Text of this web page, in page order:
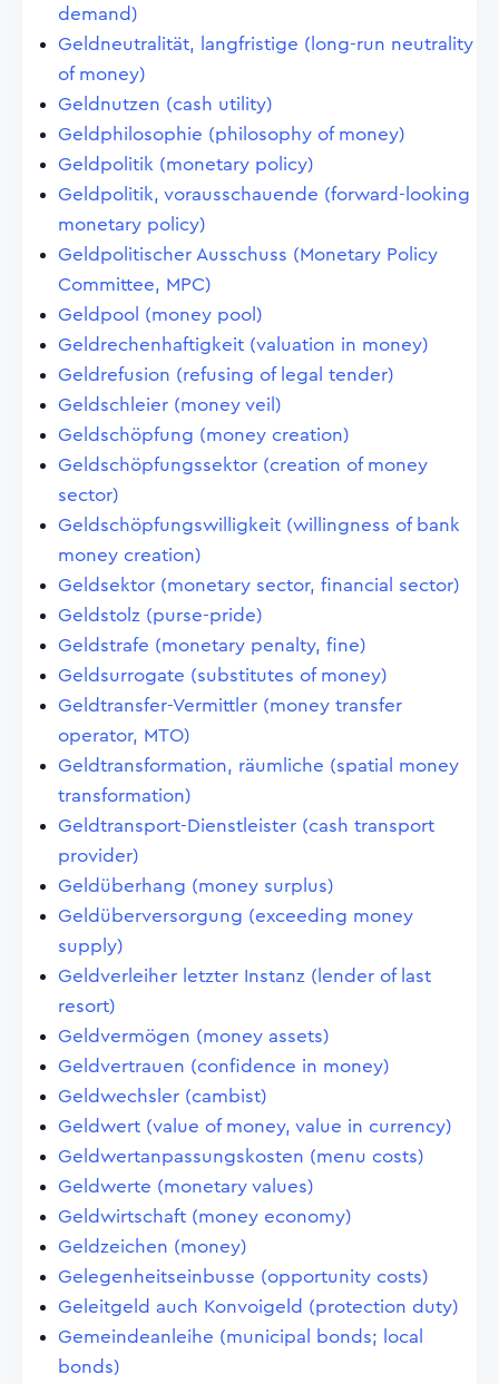
demand)
Geldneutralität, langfristige (long-run neutrality
of money)
Geldnutzen (cash utility)
Geldphilosophie (philosophy of money)
Geldpolitik (monetary policy)
Geldpolitik, vorausschauende (forward-looking
monetary policy)
Geldpolitischer Ausschuss (Monetary Policy
Committee, MPC)
Geldpool (money pool)
Geldrechenhaftigkeit (valuation in money)
Geldrefusion (refusing of legal tender)
Geldschleier (money veil)
Geldschöpfung (money creation)
Geldschöpfungssektor (creation of money
sector)
Geldschöpfungswilligkeit (willingness of bank
money creation)
Geldsektor (monetary sector, financial sector)
Geldstolz (purse-pride)
Geldstrafe (monetary penalty, fine)
Geldsurrogate (substitutes of money)
Geldtransfer-Vermittler (money transfer
operator, MTO)
Geldtransformation, räumliche (spatial money
transformation)
Geldtransport-Dienstleister (cash transport
provider)
Geldüberhang (money surplus)
Geldüberversorgung (exceeding money
supply)
Geldverleiher letzter Instanz (lender of last
resort)
Geldvermögen (money assets)
Geldvertrauen (confidence in money)
Geldwechsler (cambist)
Geldwert (value of money, value in currency)
Geldwertanpassungskosten (menu costs)
Geldwerte (monetary values)
Geldwirtschaft (money economy)
Geldzeichen (money)
Gelegenheitseinbusse (opportunity costs)
Geleitgeld auch Konvoigeld (protection duty)
Gemeindeanleihe (municipal bonds; local
bonds)